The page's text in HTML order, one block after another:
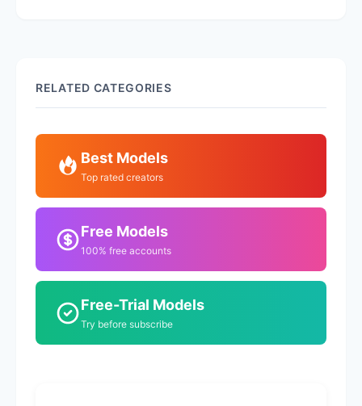
RELATED CATEGORIES
Best Models
Top rated creators
Free Models
100% free accounts
Free-Trial Models
Try before subscribe